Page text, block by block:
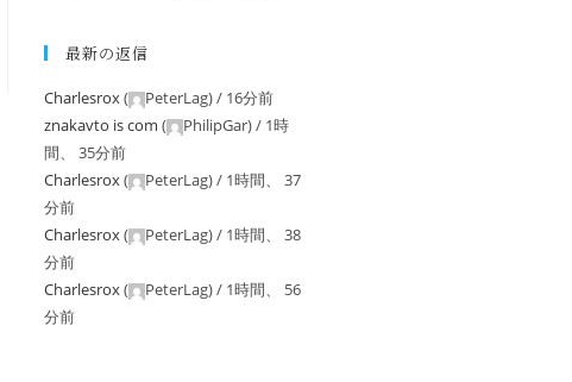
最新の返信
Charlesrox( PeterLag) / 16分前
znakavto is com ( PhilipGar) / 1時
間、 35分前
Charlesrox( PeterLag) / 1時間、 37
分前
Charlesrox( PeterLag) / 1時間、 38
分前
Charlesrox( PeterLag) / 1時間、 56
分前